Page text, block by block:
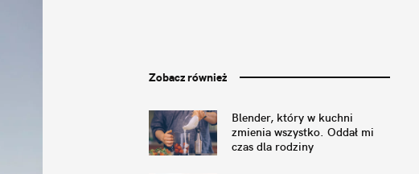
Zobacz również
Blender, który w kuchni
zmienia wszystko. Oddał mi
czas dla rodziny